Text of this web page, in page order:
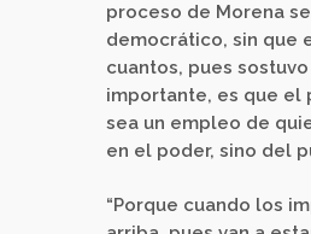
proceso de Morena
democrático, sin que
cuantos, pues
importante, es que el
sea un empleo de
en el poder, sino del
“Porque cuando los